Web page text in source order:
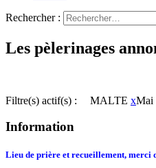
Rechercher :
Les pèlerinages
Filtre(s) actif(s) : MALTE xMai
Information
Lieu de prière et recueillement, merci